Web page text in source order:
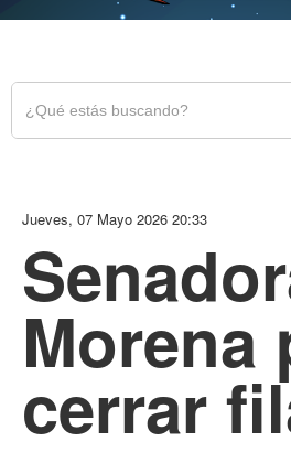
Jueves, 07 Mayo 2026 20:33
Morena
cerrar